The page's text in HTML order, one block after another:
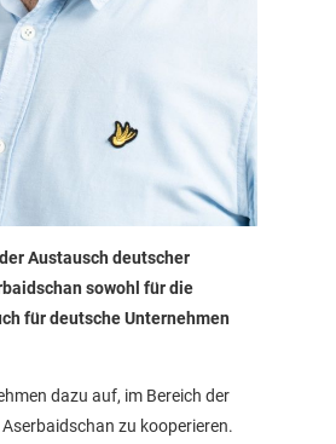
Austausch deutscher
sowohl für die
für deutsche Unternehmen
dazu auf, im Bereich der
zu kooperieren.